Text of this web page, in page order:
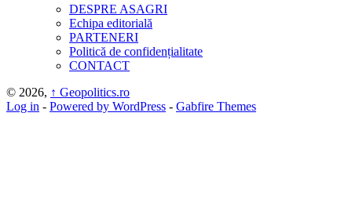
DESPRE ASAGRI
Echipa editorială
PARTENERI
Politică de confidențialitate
CONTACT
© 2026, ↑ Geopolitics.ro
Log in - Powered by WordPress - Gabfire Themes